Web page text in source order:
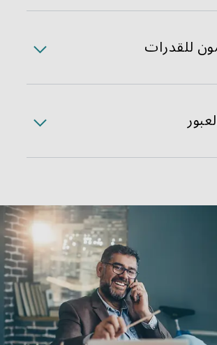
في سلسلة النقل الخاصة بك، ودعنا
للقدرات
العالمية حتى في مواسم الذروة
تُجرى من خلالها العمليات قبل النقل